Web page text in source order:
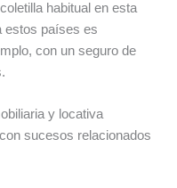
habitual en esta
estos países es
con un seguro de
y locativa
sucesos relacionados